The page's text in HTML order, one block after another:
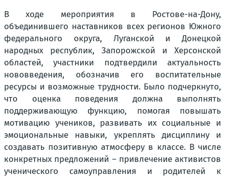
В ходе мероприятия в Ростове-на-Дону,
объединившего наставников всех регионов Южного
федерального округа, Луганской и Донецкой
народных республик, Запорожской и Херсонской
областей, участники подтвердили актуальность
нововведения, обозначив его воспитательные
ресурсы и возможные трудности. Было подчеркнуто,
что оценка поведения должна выполнять
поддерживающую функцию, помогая повышать
мотивацию учеников, развивать их социальные и
эмоциональные навыки, укреплять дисциплину и
создавать позитивную атмосферу в классе. В числе
конкретных предложений – привлечение активистов
ученического самоуправления и родителей к